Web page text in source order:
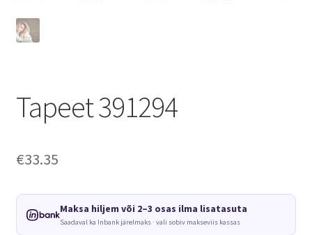
Tapeet 391294
€33.35
Maksa hiljem või 2–3 osas ilma lisatasuta
Saadaval ka Inbank järelmaks · vali sobiv makseviis kassas